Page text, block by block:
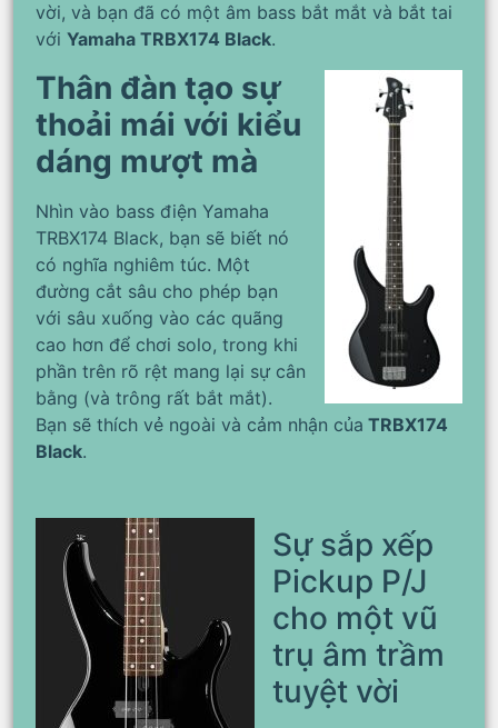
vời, và bạn đã có một âm bass bắt mắt và bắt tai
với Yamaha TRBX174 Black.
Thân đàn tạo sự
thoải mái với kiểu
dáng mượt mà
Nhìn vào bass điện Yamaha
TRBX174 Black, bạn sẽ biết nó
có nghĩa nghiêm túc. Một
đường cắt sâu cho phép bạn
với sâu xuống vào các quãng
cao hơn để chơi solo, trong khi
phần trên rõ rệt mang lại sự cân
bằng (và trông rất bắt mắt).
Bạn sẽ thích vẻ ngoài và cảm nhận của TRBX174
Black.
Sự sắp xếp
Pickup P/J
cho một vũ
trụ âm trầm
tuyệt vời